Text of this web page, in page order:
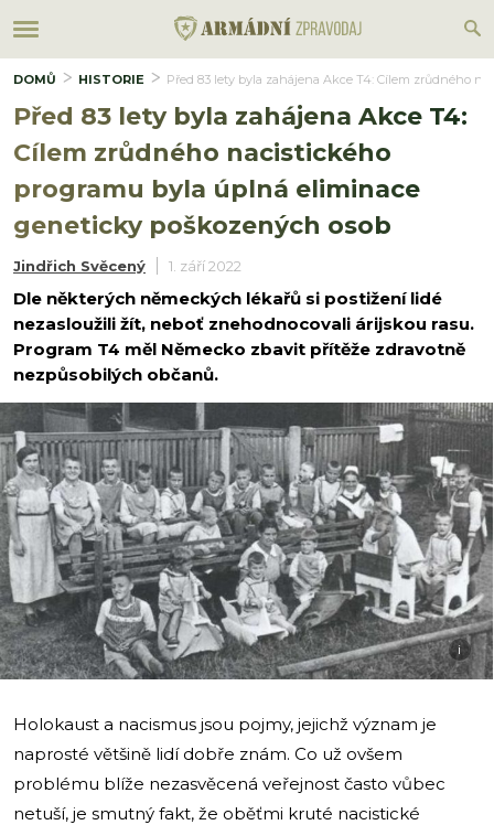
DOMŮ HISTORIE Před 83 lety byla zahájena Akce T4: Cílem zrůdného
Před 83 lety byla zahájena Akce T4:
Cílem zrůdného nacistického
programu byla úplná eliminace
geneticky poškozených osob
Jindřich Svěcený 1. září 2022
Dle některých německých lékařů si postižení lidé
nezasloužili žít, neboť znehodnocovali árijskou rasu.
Program T4 měl Německo zbavit přítěže zdravotně
nezpůsobilých občanů.
i
Holokaust a nacismus jsou pojmy, jejichž význam je
naprosté většině lidí dobře znám. Co už ovšem
problému blíže nezasvěcená veřejnost často vůbec
netuší, je smutný fakt, že oběťmi kruté nacistické